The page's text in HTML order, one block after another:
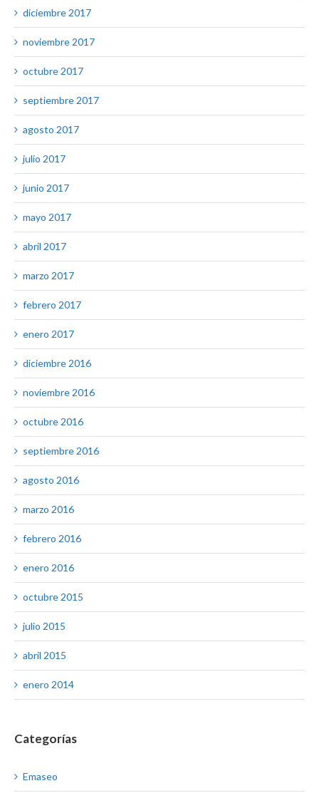
diciembre 2017
noviembre 2017
octubre 2017
septiembre 2017
agosto 2017
julio 2017
junio 2017
mayo 2017
abril 2017
marzo 2017
febrero 2017
enero 2017
diciembre 2016
noviembre 2016
octubre 2016
septiembre 2016
agosto 2016
marzo 2016
febrero 2016
enero 2016
octubre 2015
julio 2015
abril 2015
enero 2014
Categorías
Emaseo